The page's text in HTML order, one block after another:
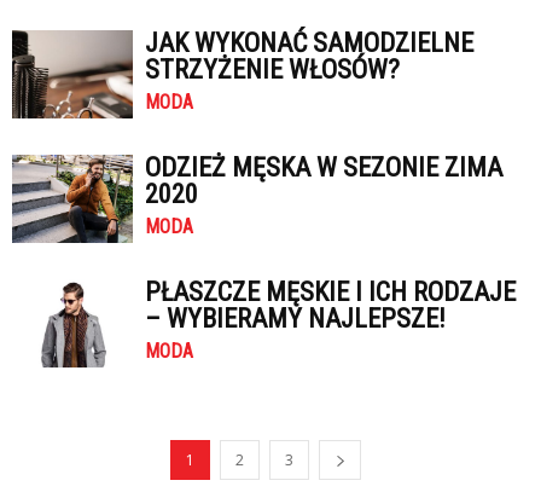
JAK WYKONAĆ SAMODZIELNE
STRZYŻENIE WŁOSÓW?
MODA
ODZIEŻ MĘSKA W SEZONIE ZIMA
2020
MODA
PŁASZCZE MĘSKIE I ICH RODZAJE
– WYBIERAMY NAJLEPSZE!
MODA
1 2 3